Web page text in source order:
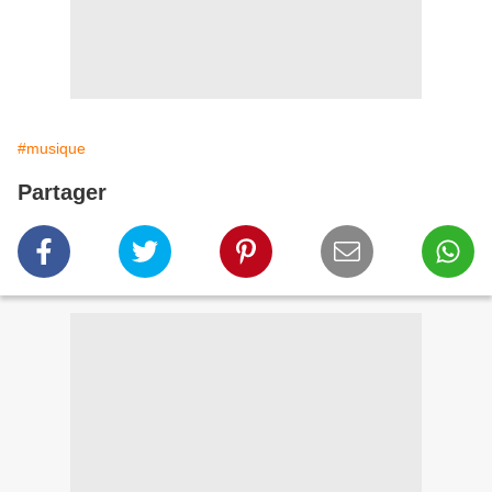
#musique
Partager